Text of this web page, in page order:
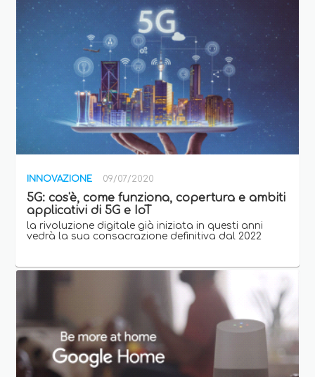
INNOVAZIONE 09/07/2020
5G: cos'è, come funziona, copertura e ambiti
applicativi di 5G e IoT
la rivoluzione digitale già iniziata in questi anni
vedrà la sua consacrazione definitiva dal 2022